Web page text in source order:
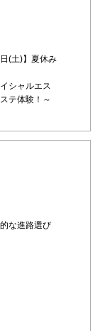
(土)】夏休み
シャルエス
テ体験！～
な進路選び